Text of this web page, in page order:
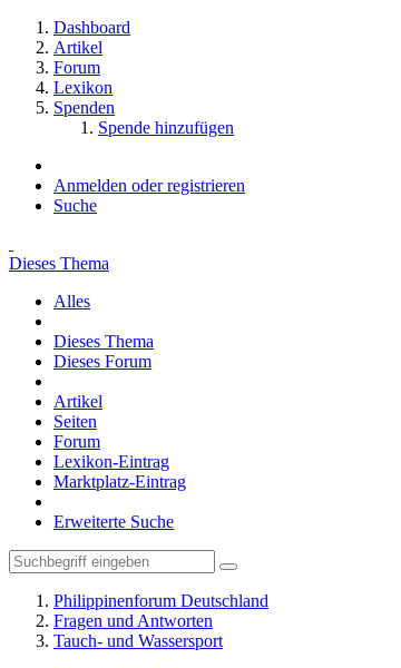
Dashboard
Artikel
Forum
Lexikon
Spenden
Spende hinzufügen
Anmelden oder registrieren
Suche
Dieses Thema
Alles
Dieses Thema
Dieses Forum
Artikel
Seiten
Forum
Lexikon-Eintrag
Marktplatz-Eintrag
Erweiterte Suche
Philippinenforum Deutschland
Fragen und Antworten
Tauch- und Wassersport